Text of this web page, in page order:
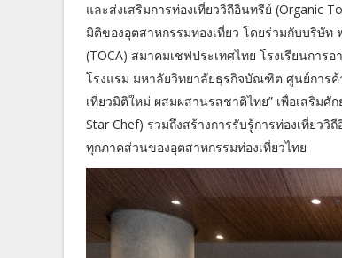
และส่งเสริมการท่องเที่ยววิถีอินทรีย์ (Organic
มิติของอุตสาหกรรมท่องเที่ยว โดยร่วมกับบริษั
(TOCA) สมาคมเชฟประเทศไทย โรงเรียนการ
โรงแรม มหาลัยวิทยาลัยธุรกิจบัณฑิต ศูนย์การค้
เที่ยวมิติใหม่ ผสมผสานรสชาติไทย” เพื่อเสริม
Star Chef) รวมถึงสร้างการรับรู้การท่องเที่ย
ทุกภาคส่วนของอุตสาหกรรมท่องเที่ยวไทย